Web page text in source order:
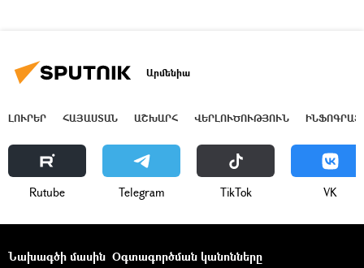
Արմենիա
ԼՈՒՐԵՐ ՀԱՅԱՍՏԱՆ ԱՇԽԱՐՀ ՎԵՐԼՈՒԾՈՒԹՅՈՒՆ
Rutube Telegram ТikТоk VK
Նախագծի մասին Օգտագործման կանոնները